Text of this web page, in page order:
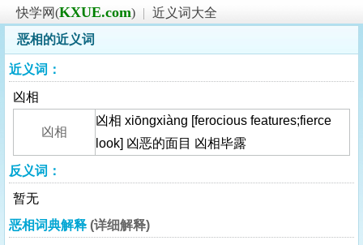
快学网(KXUE.com) | 近义词大全
恶相的近义词
近义词：
凶相
凶相
凶相 xiōngxiàng [ferocious features;fierce
look] 凶恶的面目 凶相毕露
反义词：
暂无
恶相词典解释 (详细解释)